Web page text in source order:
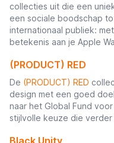
collecties uit die een
een sociale boodschap
internationaal publiek:
betekenis aan je Apple
(PRODUCT) RED
De (PRODUCT) RED
design met een goed
naar het Global Fund
stijlvolle keuze die
Black Unity